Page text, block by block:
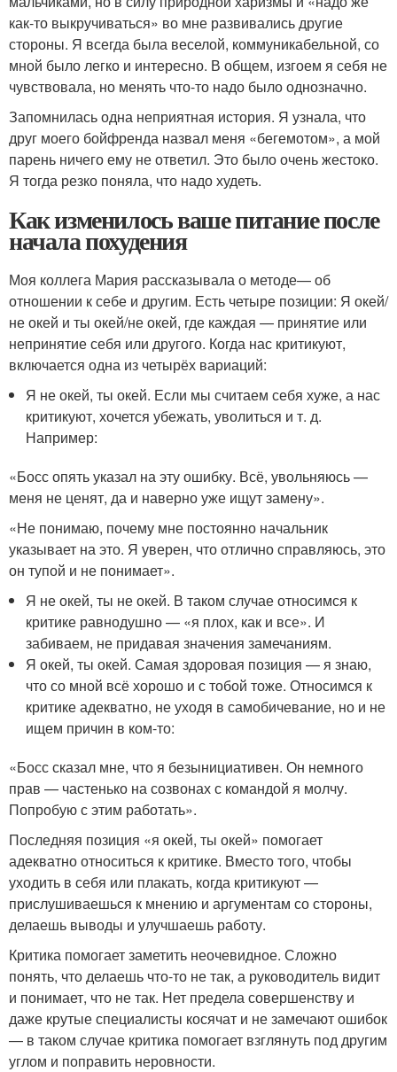
как-то выкручиваться» во мне развивались другие
стороны. Я всегда была веселой, коммуникабельной, со
мной было легко и интересно. В общем, изгоем я себя не
чувствовала, но менять что-то надо было однозначно.
Запомнилась одна неприятная история. Я узнала, что
друг моего бойфренда назвал меня «бегемотом», а мой
парень ничего ему не ответил. Это было очень жестоко.
Я тогда резко поняла, что надо худеть.
Как изменилось ваше питание после
начала похудения
Моя коллега Мария рассказывала о методе— об
отношении к себе и другим. Есть четыре позиции: Я окей/
не окей и ты окей/не окей, где каждая — принятие или
непринятие себя или другого. Когда нас критикуют,
включается одна из четырёх вариаций:
Я не окей, ты окей. Если мы считаем себя хуже, а нас
критикуют, хочется убежать, уволиться и т. д.
Например:
«Босс опять указал на эту ошибку. Всё, увольняюсь —
меня не ценят, да и наверно уже ищут замену».
«Не понимаю, почему мне постоянно начальник
указывает на это. Я уверен, что отлично справляюсь, это
он тупой и не понимает».
Я не окей, ты не окей. В таком случае относимся к
критике равнодушно — «я плох, как и все». И
забиваем, не придавая значения замечаниям.
Я окей, ты окей. Самая здоровая позиция — я знаю,
что со мной всё хорошо и с тобой тоже. Относимся к
критике адекватно, не уходя в самобичевание, но и не
ищем причин в ком-то:
«Босс сказал мне, что я безынициативен. Он немного
прав — частенько на созвонах с командой я молчу.
Попробую с этим работать».
Последняя позиция «я окей, ты окей» помогает
адекватно относиться к критике. Вместо того, чтобы
уходить в себя или плакать, когда критикуют —
прислушиваешься к мнению и аргументам со стороны,
делаешь выводы и улучшаешь работу.
Критика помогает заметить неочевидное. Сложно
понять, что делаешь что-то не так, а руководитель видит
и понимает, что не так. Нет предела совершенству и
даже крутые специалисты косячат и не замечают ошибок
— в таком случае критика помогает взглянуть под другим
углом и поправить неровности.